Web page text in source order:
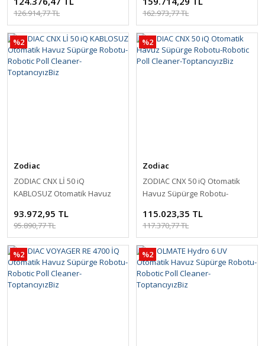
Robotu-ToptancıyızBiz
126.914,77 TL
ToptancıyızBiz
162.973,77 TL
%2
Zodiac
ZODIAC CNX Lİ 50 iQ
KABLOSUZ Otomatik Havuz
Cleaner-ToptancıyızBiz
93.972,95 TL
95.890,77 TL
%2
Zodiac
ZODIAC CNX 50 iQ Otomatik
Havuz Süpürge Robotu-
ToptancıyızBiz
115.023,35 TL
117.370,77 TL
%2 %2